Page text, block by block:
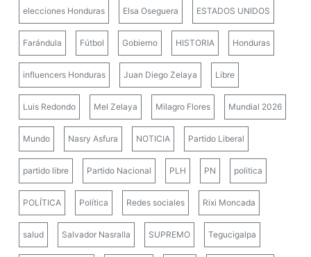
elecciones Honduras Elsa Oseguera ESTADOS UNIDOS
Farándula Fútbol Gobierno HISTORIA Honduras
influencers Honduras Juan Diego Zelaya Libre
Luis Redondo Mel Zelaya Milagro Flores Mundial 2026
Mundo Nasry Asfura NOTICIA Partido Liberal
partido libre Partido Nacional PLH PN politica
POLÍTICA Política Redes sociales Rixi Moncada
salud Salvador Nasralla SUPREMO Tegucigalpa